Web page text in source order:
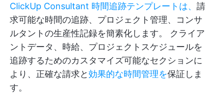
ClickUp Consultant 時間追跡テンプレートは、 請
求可能な時間の追跡、プロジェクト管理、コンサ
ルタントの生産性記録を簡素化します。 クライア
ントデータ、時給、プロジェクトスケジュールを
追跡するためのカスタマイズ可能なセクションに
より、正確な請求と効果的な時間管理を保証しま
す。